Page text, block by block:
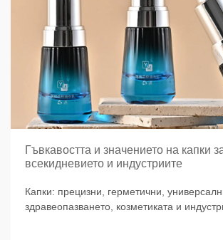
Гъвкавостта и значението на капки
всекидневието и индустриите
Капки: прецизни, герметични,
здравеопазването, козметиката и